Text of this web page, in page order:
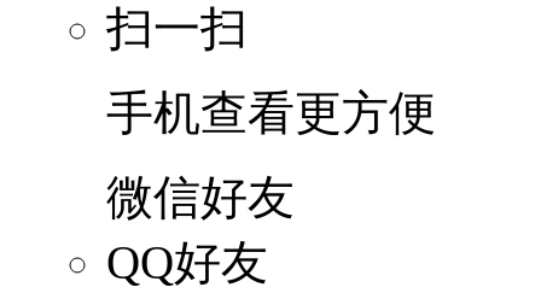
扫一扫
手机查看更方便
微信好友
QQ好友